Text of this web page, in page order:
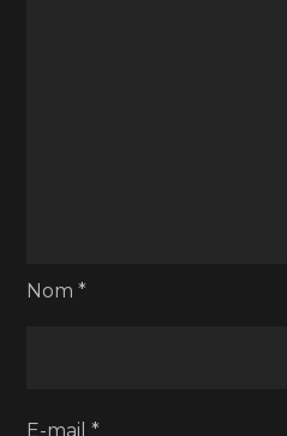
Nom*
E-mail*